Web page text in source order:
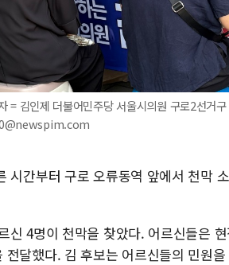
= 김인제 더불어민주당 서울시의원 구로2선거
시간부터 구로 오류동역 앞에서 천막
신 4명이 천막을 찾았다. 어르신들은
달했다. 김 후보는 어르신들의 민원